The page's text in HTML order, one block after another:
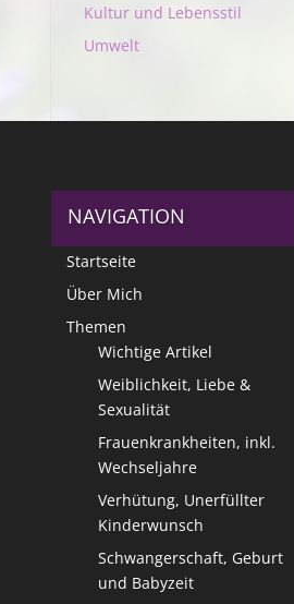
Kultur und Lebensstil
Umwelt
NAVIGATION
Startseite
Über Mich
Themen
Wichtige Artikel
Weiblichkeit, Liebe &
Sexualität
Frauenkrankheiten, inkl.
Wechseljahre
Verhütung, Unerfüllter
Kinderwunsch
Schwangerschaft, Geburt
und Babyzeit